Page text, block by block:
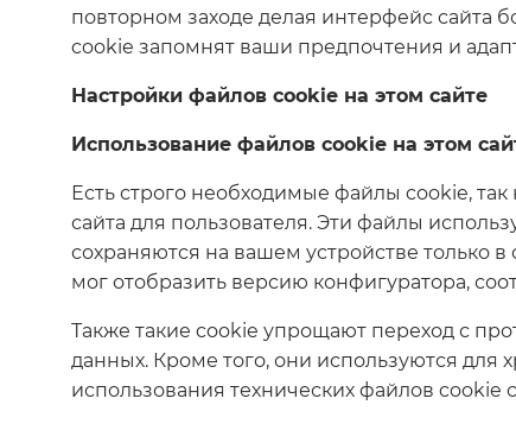
повторном заходе делая интерфейс сайта
cookie запомнят ваши предпочтения и
Настройки файлов cookie на этом сайте
Использование файлов cookie на этом
Есть строго необходимые файлы cookie,
сайта для пользователя. Эти файлы
сохраняются на вашем устройстве только
мог отобразить версию конфигуратора,
Также такие cookie упрощают переход с
данных. Кроме того, они используются
использования технических файлов cookie